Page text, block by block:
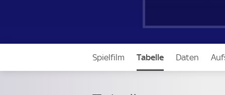
Spielfilm Tabelle Daten